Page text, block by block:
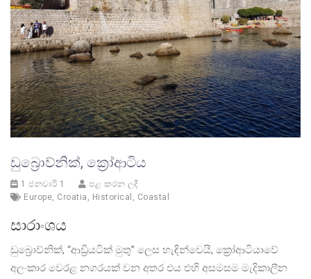
ඩුබ්‍රොව්නික්, ක්‍රෝආටිය
1 ජනවාරි 1
පළ කරන ලදී
Europe, Croatia , Historical , Coastal
සාරාංශය
ඩුබ්‍රොව්නික්, “ආඩ්‍රියටික් මුතු” ලෙස හැඳින්වෙයි, ක්‍රෝආටියාවේ
අලංකාර වෙරළ නගරයක් වන අතර එය එහි අසමසම මැදිකාලීන